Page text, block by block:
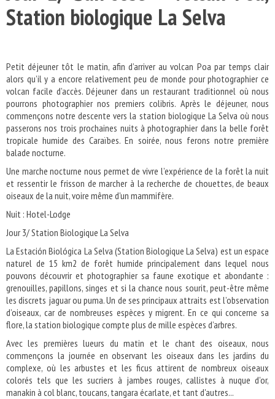
Station biologique La Selva
Petit déjeuner tôt le matin, afin d’arriver au volcan Poa par temps clair
alors qu’il y a encore relativement peu de monde pour photographier ce
volcan facile d’accès. Déjeuner dans un restaurant traditionnel où nous
pourrons photographier nos premiers colibris. Après le déjeuner, nous
commençons notre descente vers la station biologique La Selva où nous
passerons nos trois prochaines nuits à photographier dans la belle forêt
tropicale humide des Caraïbes. En soirée, nous ferons notre première
balade nocturne.
Une marche nocturne nous permet de vivre l’expérience de la forêt la nuit
et ressentir le frisson de marcher à la recherche de chouettes, de beaux
oiseaux de la nuit, voire même d'un mammifère.
Nuit : Hotel-Lodge
Jour 3/ Station Biologique La Selva
La Estación Biológica La Selva (Station Biologique La Selva) est un espace
naturel de 15 km2 de forêt humide principalement dans lequel nous
pouvons découvrir et photographier sa faune exotique et abondante :
grenouilles, papillons, singes et si la chance nous sourit, peut-être même
les discrets jaguar ou puma. Un de ses principaux attraits est l’observation
d’oiseaux, car de nombreuses espèces y migrent. En ce qui concerne sa
flore, la station biologique compte plus de mille espèces d’arbres.
Avec les premières lueurs du matin et le chant des oiseaux, nous
commençons la journée en observant les oiseaux dans les jardins du
complexe, où les arbustes et les ficus attirent de nombreux oiseaux
colorés tels que les sucriers à jambes rouges, callistes à nuque d'or,
manakin à col blanc, toucans, tangara écarlate, et tant d'autres...